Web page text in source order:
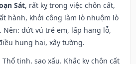
Sát, rất kỵ trong việc chôn cất,
hành, khởi công làm lò nhuộm lò
Nên: dứt vú trẻ em, lấp hang lỗ,
hung hại, xây tường.
tinh, sao xấu. Khắc kỵ chôn cất